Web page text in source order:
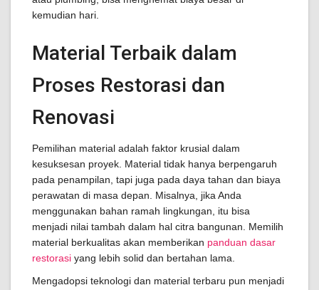
kemudian hari.
Material Terbaik dalam
Proses Restorasi dan
Renovasi
Pemilihan material adalah faktor krusial dalam
kesuksesan proyek. Material tidak hanya berpengaruh
pada penampilan, tapi juga pada daya tahan dan biaya
perawatan di masa depan. Misalnya, jika Anda
menggunakan bahan ramah lingkungan, itu bisa
menjadi nilai tambah dalam hal citra bangunan. Memilih
material berkualitas akan memberikan panduan dasar
restorasi yang lebih solid dan bertahan lama.
Mengadopsi teknologi dan material terbaru pun menjadi